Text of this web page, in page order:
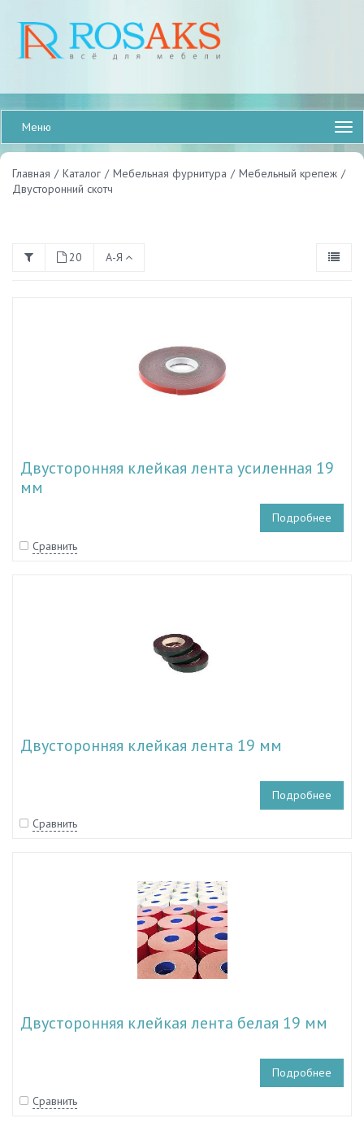
Меню
Главная / Каталог / Мебельная фурнитура / Мебельный крепеж /
Двусторонний скотч
20 А-Я
Двусторонняя клейкая лента усиленная 19
мм
Подробнее
Сравнить
Двусторонняя клейкая лента 19 мм
Подробнее
Сравнить
Двусторонняя клейкая лента белая 19 мм
Подробнее
Сравнить